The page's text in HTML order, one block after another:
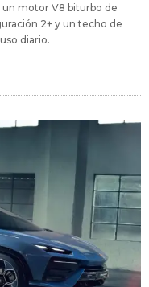
motor V8 biturbo de
2+ y un techo de
diario.